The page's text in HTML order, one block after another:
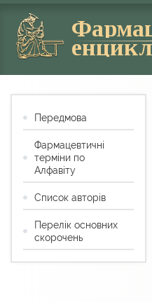
Передмова
Фармацевтичні
терміни по
Алфавіту
Список авторів
Перелік основних
скорочень